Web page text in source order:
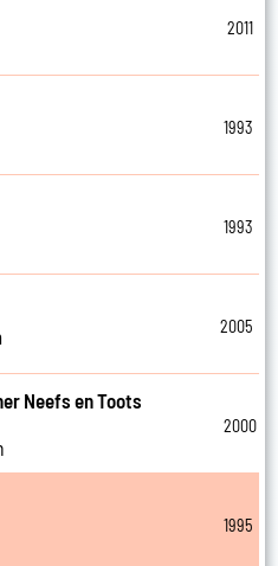
2011
1993
1993
2005
Neefs en Toots
2000
1995